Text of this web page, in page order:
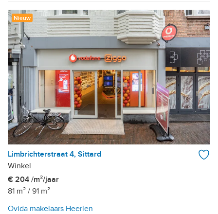
Nieuw
Limbrichterstraat 4, Sittard
Winkel
€ 204 /m²/jaar
81 m² / 91 m²
Ovida makelaars Heerlen